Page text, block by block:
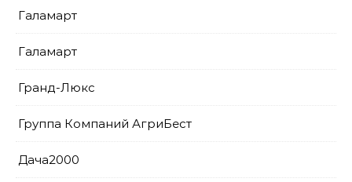
Галамарт
Галамарт
Гранд-Люкс
Группа Компаний АгриБест
Дача2000